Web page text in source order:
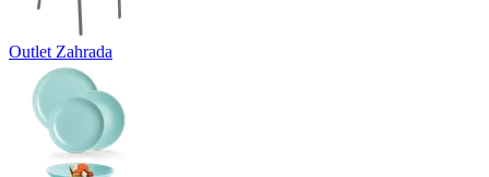
Outlet Zahrada